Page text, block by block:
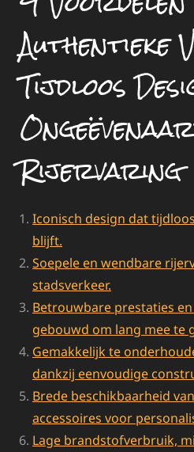
Authentieke
Tijdloos
Rijervaring
Iconisch design dat
blijft.
Soepele en wendbare
stadsverkeer.
Betrouwbare prestaties
gebouwd om lang mee te
Gemakkelijk te
dankzij eenvoudige
Brede beschikbaarheid
accessoires voor
Lage brandstofverbruik,